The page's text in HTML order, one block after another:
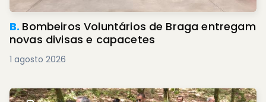
B. Bombeiros Voluntários de Braga entregam
novas divisas e capacetes
1 agosto 2026